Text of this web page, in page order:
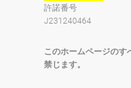
許諾番号
J231240464
このホームページのす
禁じます。